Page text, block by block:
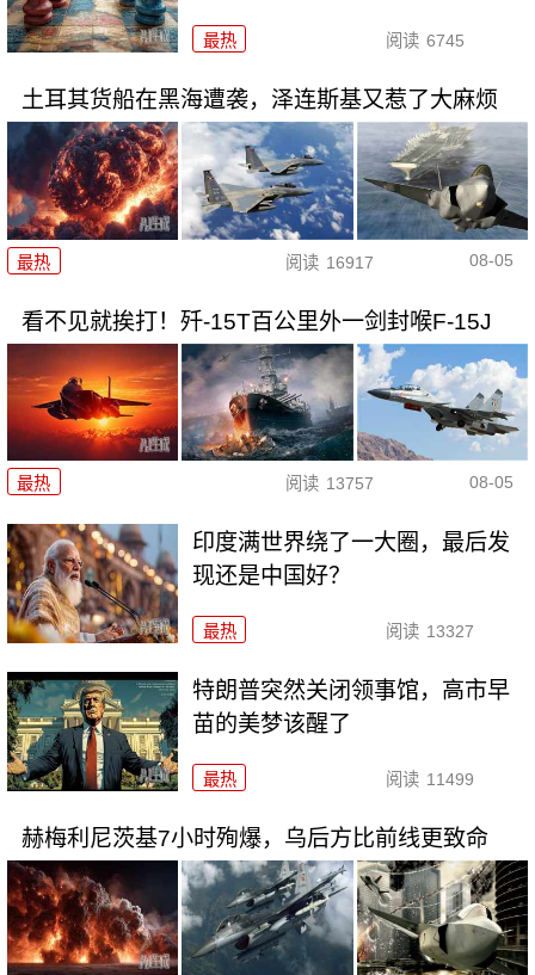
最热 阅读 6745
土耳其货船在黑海遭袭，泽连斯基又惹了大麻烦
最热 阅读 16917 08-05
看不见就挨打！歼-15T百公里外一剑封喉F-15J
最热 阅读 13757 08-05
印度满世界绕了一大圈，最后发
现还是中国好？
最热 阅读 13327
特朗普突然关闭领事馆，高市早
苗的美梦该醒了
最热 阅读 11499
赫梅利尼茨基7小时殉爆，乌后方比前线更致命